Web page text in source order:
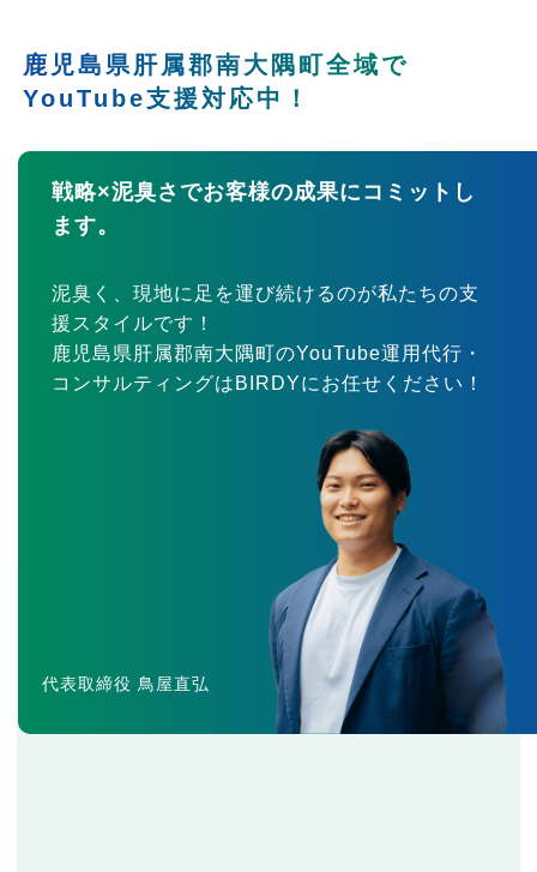
鹿児島県肝属郡南大隅町全域で
YouTube支援対応中！
戦略×泥臭さでお客様の成果にコミットし
ます。
泥臭く、現地に足を運び続けるのが私たちの支
援スタイルです！
鹿児島県肝属郡南大隅町のYouTube運用代行・
コンサルティングはBIRDYにお任せください！
代表取締役 鳥屋直弘